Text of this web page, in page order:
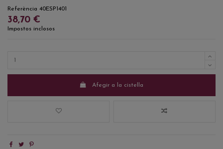
Referència 40ESP1401
38,70 €
Impostos inclosos
Afegir a la cistella